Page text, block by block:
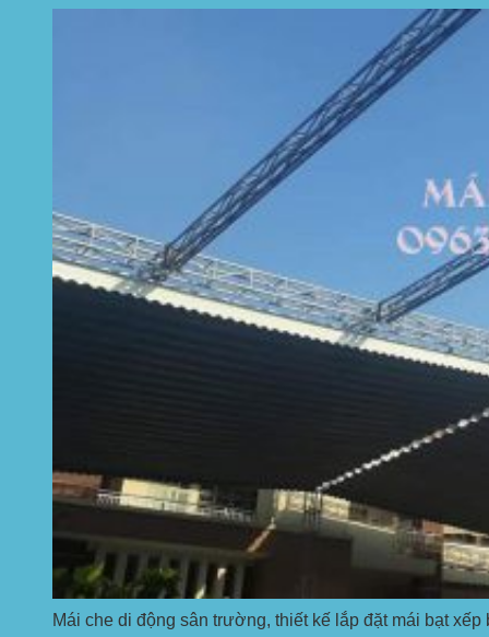
Mái che di động sân trường, thiết kế lắp đặt mái bạt